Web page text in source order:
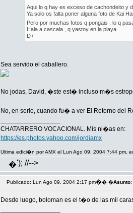
Aqui lo q hay es exceso de cachondeito y
Ya solo os falta poner alguna foto de Kai
Pero por muchas fotos q pongais , lo q
Hala a cascala , q yastoy en la playa
D+
Sea servido el caballero.
No jodas, David, �ste est� incluso m�s
No, en serio, cuando fu� a ver El Retorno
CHATARRERO VOCACIONAL. Mis ni�as en:
https://es.photos.yahoo.com/jordiamx
Ultima edici�n por AMX el Lun Ago 09, 2004 7:44 pm,
�'); //-->
Publicado: Lun Ago 09, 2004 2:17 pm�� �Asunto:
Desde luego, boloman es el t�o de las mil